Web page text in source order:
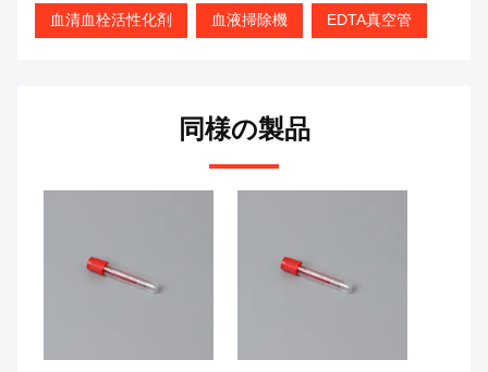
血清血栓活性化剤 血液掃除機 EDTA真空管
同様の製品